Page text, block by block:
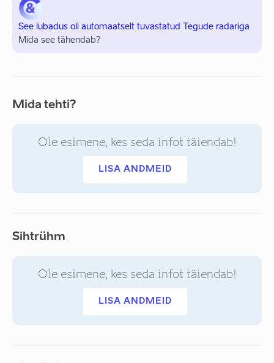
See lubadus oli automaatselt tuvastatud Tegude radariga
Mida see tähendab?
Mida tehti?
Ole esimene, kes seda infot täiendab!
LISA ANDMEID
Sihtrühm
Ole esimene, kes seda infot täiendab!
LISA ANDMEID